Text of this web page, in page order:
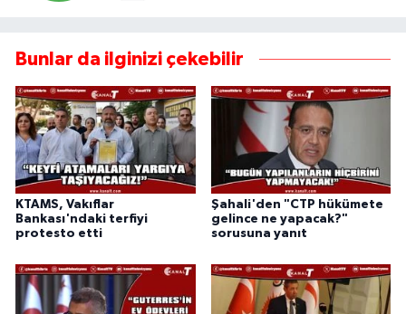
Bunlar da ilginizi çekebilir
KTAMS, Vakıflar
Bankası'ndaki terfiyi
protesto etti
Şahali'den "CTP hükümete
gelince ne yapacak?"
sorusuna yanıt